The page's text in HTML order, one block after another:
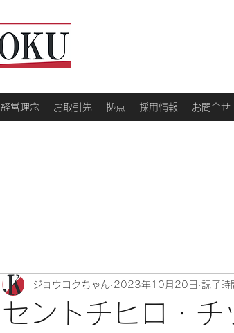
経営理念 お取引先 拠点 採用情報 お問合せ
セントチヒロ・
ジョウコクちゃん 2023年10月20日 読了